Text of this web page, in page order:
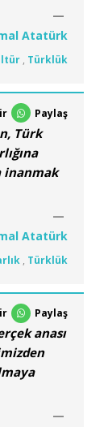
Atatürk
, Türklük
Paylaş
Türk
inanmak
Atatürk
, Türklük
Paylaş
anası